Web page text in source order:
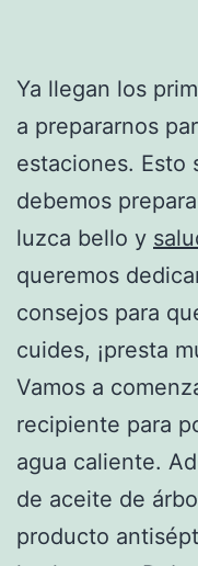
Ya llegan los
a prepararnos
estaciones. Esto
debemos
luzca bello y
queremos
consejos para
cuides, ¡presta
Vamos a
recipiente para
agua caliente.
de aceite de
producto